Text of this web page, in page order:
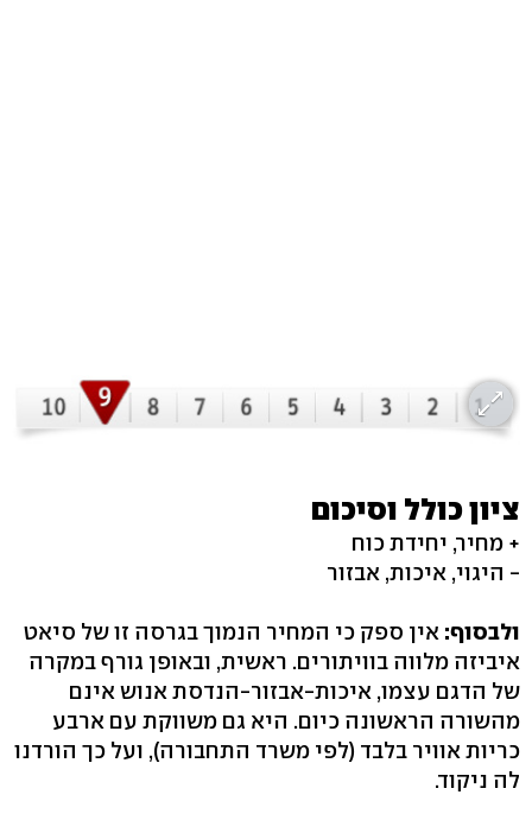
ציון כולל וסיכום
+ מחיר, יחידת כוח
- היגוי, איכות, אבזור
ולבסוף: אין ספק כי המחיר הנמוך בגרסה זו של סיאט
איביזה מלווה בוויתורים. ראשית, ובאופן גורף במקרה
של הדגם עצמו, איכות-אבזור-הנדסת אנוש אינם
מהשורה הראשונה כיום. היא גם משווקת עם ארבע
כריות אוויר בלבד (לפי משרד התחבורה), ועל כך הורדנו
לה ניקוד.